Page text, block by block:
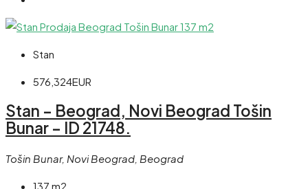
Stan
576,324EUR
Stan – Beograd, Novi Beograd Tošin
Bunar – ID 21748.
Tošin Bunar, Novi Beograd, Beograd
137 m2